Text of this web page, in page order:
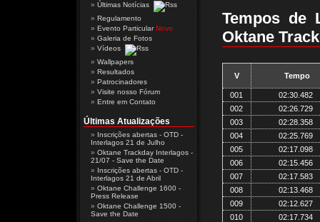
Tempos de
Oktane
V Tempo
001
02:30.482
002
02:26.729
003
02:28.358
004
02:25.769
005
02:17.098
006
02:15.456
007
02:17.583
008
02:13.468
009
02:12.627
010
02:17.734
Últimas Notícias
Regulamento
Evento ParticularNovo
Galeria de Fotos
Vídeos
Wallpapers
Resultados
Patrocinadores
Visite nosso Fórum
Entre em Contato
Últimas Atualizações
Inscrições abertas - OTD -
Interlagos 21 de Julho
Oktane Trackday Interlagos -
21/07 - Save the Date
Inscrições abertas - OTD -
Interlagos 21 de Abril
Oktane Challenge 1600 -
Press Release
Oktane Challenge 1500 -
Save the Date